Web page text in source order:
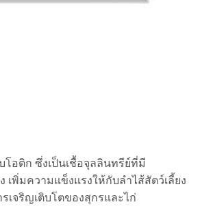
อติก ซึ่งเป็นเชื้อจุลลินทรีย์ที่มี
เพิ่มความแข็งแรงให้กับลำไส้สัตว์เลี้ยง
เจริญเติบโตของสุกรและไก่